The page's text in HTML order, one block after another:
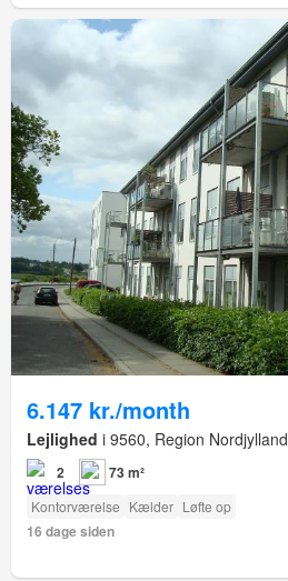
6.147 kr./month
Lejlighed i 9560, Region Nordjylland
2 73 m²
Kontorværelse Kælder Løfte op
16 dage siden